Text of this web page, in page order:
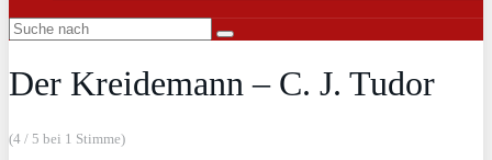
Der Kreidemann – C. J. Tudor
(4 / 5 bei 1 Stimme)